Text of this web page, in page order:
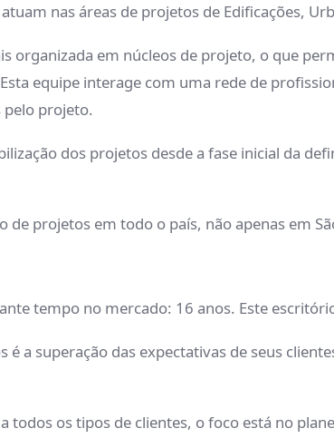
nas áreas de projetos de Edificações,
organizada em núcleos de projeto, o que
equipe interage com uma rede de
pelo projeto.
dos projetos desde a fase inicial da
de projetos em todo o país, não apenas em
tempo no mercado: 16 anos. Este
a superação das expectativas de seus
todos os tipos de clientes, o foco está no